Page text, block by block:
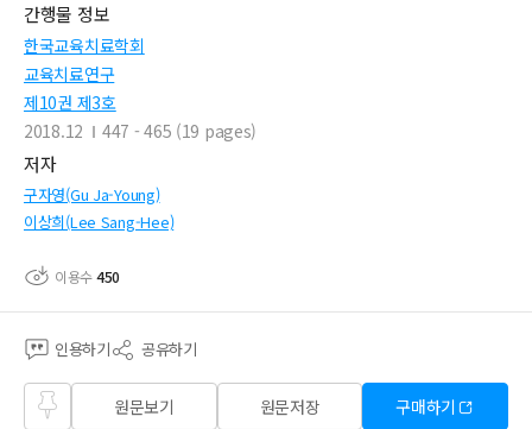
간행물 정보
한국교육치료학회
교육치료연구
제10권 제3호
2018.12
447 - 465 (19 pages)
저자
구자영(Gu Ja-Young)
이상희(Lee Sang-Hee)
이용수450
인용하기 공유하기
즐겨
원문보기 원문저장 구매하기